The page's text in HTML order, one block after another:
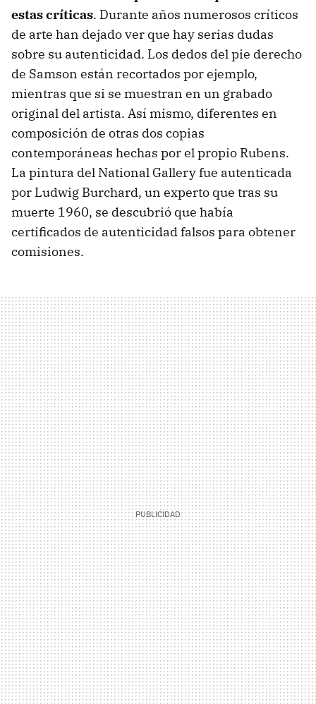
estas críticas. Durante años numerosos críticos
de arte han dejado ver que hay serias dudas
sobre su autenticidad. Los dedos del pie derecho
de Samson están recortados por ejemplo,
mientras que si se muestran en un grabado
original del artista. Así mismo, diferentes en
composición de otras dos copias
contemporáneas hechas por el propio Rubens.
La pintura del National Gallery fue autenticada
por Ludwig Burchard, un experto que tras su
muerte 1960, se descubrió que había
certificados de autenticidad falsos para obtener
comisiones.